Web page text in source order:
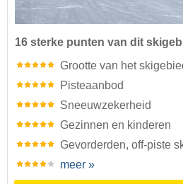
16 sterke punten van dit
Grootte van het
Pisteaanbod
Sneeuwzekerheid
Gezinnen en kinderen
Gevorderden, off-piste
meer »